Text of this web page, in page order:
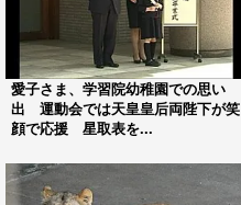
愛子さま、学習院幼稚園での思い
出 運動会では天皇皇后両陛下が笑
顔で応援 星取表を...